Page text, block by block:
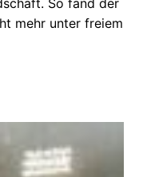
mehr unter freiem